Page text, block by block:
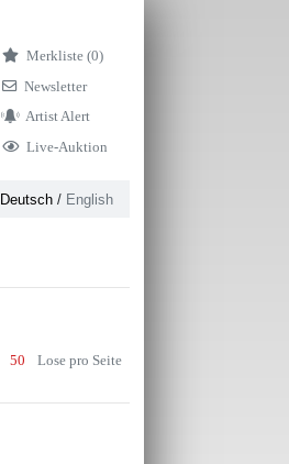
Merkliste (0)
Newsletter
Artist Alert
Live-Auktion
Deutsch/ English
50 Lose pro Seite